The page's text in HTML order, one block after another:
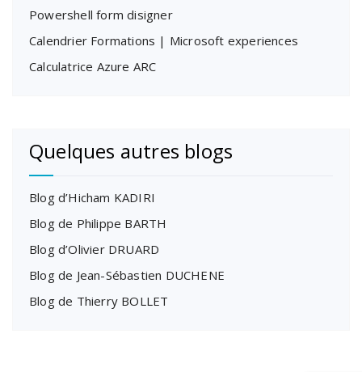
Powershell form disigner
Calendrier Formations | Microsoft experiences
Calculatrice Azure ARC
Quelques autres blogs
Blog d’Hicham KADIRI
Blog de Philippe BARTH
Blog d’Olivier DRUARD
Blog de Jean-Sébastien DUCHENE
Blog de Thierry BOLLET